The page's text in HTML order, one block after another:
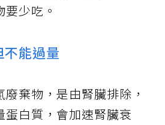
少吃。
能過量
棄物，是由腎臟排除，
蛋白質，會加速腎臟衰